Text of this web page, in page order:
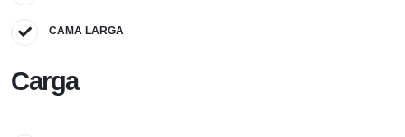
CAMA LARGA
Carga